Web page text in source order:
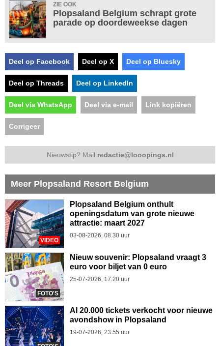
ZIE OOK
Plopsaland Belgium schrapt grote
parade op doordeweekse dagen
Deel op Facebook Deel op X Deel op Bluesky
Deel op Threads Deel op LinkedIn
Deel via WhatsApp Deel via e-mail Link kopiëren
Corrigeer
Nieuwstip? Mail redactie@looopings.nl
Meer Plopsaland Resort Belgium
VIDEO
Plopsaland Belgium onthult
openingsdatum van grote nieuwe
attractie: maart 2027
03-08-2026, 08.30 uur
FOTO'S
Nieuw souvenir: Plopsaland vraagt 3
euro voor biljet van 0 euro
25-07-2026, 17.20 uur
Al 20.000 tickets verkocht voor nieuwe
avondshow in Plopsaland
19-07-2026, 23.55 uur